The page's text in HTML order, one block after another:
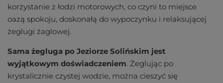
korzystanie z łodzi motorowych, co czyni to miejsce
oazą spokoju, doskonałą do wypoczynku i relaksującej
żeglugi żaglowej.
Sama żegluga po Jeziorze Solińskim jest
wyjątkowym doświadczeniem. Żeglując po
krystalicznie czystej wodzie, można cieszyć się